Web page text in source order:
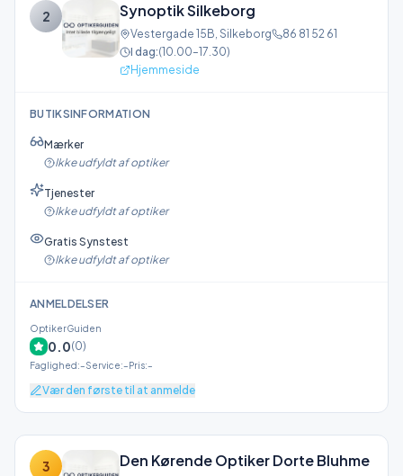
2 Synoptik Silkeborg
Vestergade 15B, Silkeborg
86 81 52 61
I dag:(10.00–17.30)
Hjemmeside
BUTIKSINFORMATION
Mærker
Ikke udfyldt af optiker
Tjenester
Ikke udfyldt af optiker
Gratis Synstest
Ikke udfyldt af optiker
ANMELDELSER
OptikerGuiden
0.0(0)
Faglighed:–Service:–Pris:–
Vær den første til at anmelde
3 Den Kørende Optiker Dorte Bluhme